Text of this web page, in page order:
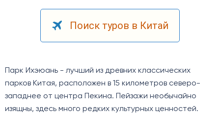
Поиск туров в Китай
Парк Ихэюань - лучший из древних классических
парков Китая, расположен в 15 километров северо-
западнее от центра Пекина. Пейзажи необычайно
изящны, здесь много редких культурных ценностей.